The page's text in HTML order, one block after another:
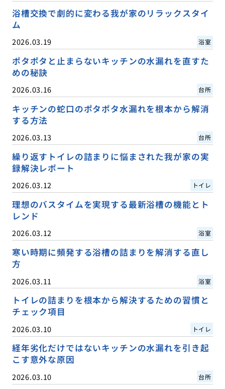
浴槽交換で劇的に変わる我が家のリラックスタイ
ム
2026.03.19 浴室
ポタポタと止まらないキッチンの水漏れを直すた
めの秘訣
2026.03.16 台所
キッチンの蛇口のポタポタ水漏れを根本から解消
する方法
2026.03.13 台所
繰り返すトイレの詰まりに悩まされた我が家の実
録解決レポート
2026.03.12 トイレ
理想のバスタイムを実現する最新浴槽の機能とト
レンド
2026.03.12 浴室
寒い時期に頻発する浴槽の詰まりを解消する直し
方
2026.03.11 浴室
トイレの詰まりを根本から解決するための習慣と
チェック項目
2026.03.10 トイレ
経年劣化だけではないキッチンの水漏れを引き起
こす意外な原因
2026.03.10 台所